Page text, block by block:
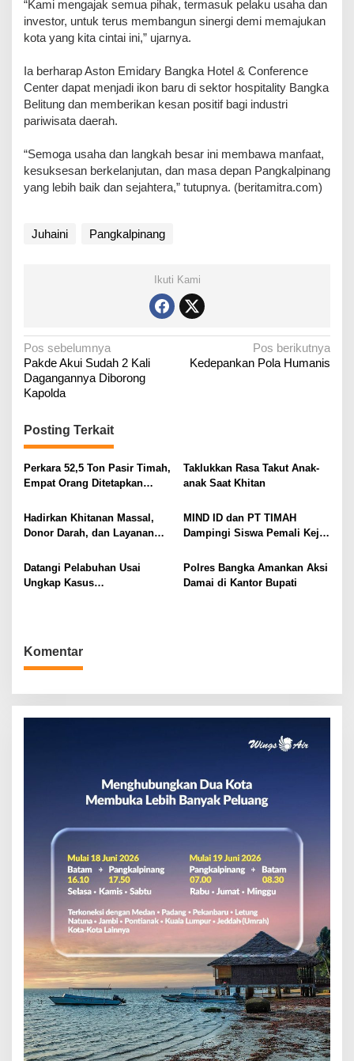
“Kami mengajak semua pihak, termasuk pelaku usaha dan
investor, untuk terus membangun sinergi demi memajukan
kota yang kita cintai ini,” ujarnya.
Ia berharap Aston Emidary Bangka Hotel & Conference
Center dapat menjadi ikon baru di sektor hospitality Bangka
Belitung dan memberikan kesan positif bagi industri
pariwisata daerah.
“Semoga usaha dan langkah besar ini membawa manfaat,
kesuksesan berkelanjutan, dan masa depan Pangkalpinang
yang lebih baik dan sejahtera,” tutupnya. (beritamitra.com)
Juhaini Pangkalpinang
Ikuti Kami
N
a
v
g
a
s
p
o
Pos sebelumnya
Pakde Akui Sudah 2 Kali
Dagangannya Diborong
Kapolda
Pos berikutnya
Kedepankan Pola Humanis
Posting Terkait
Perkara 52,5 Ton Pasir Timah,
Empat Orang Ditetapkan
Taklukkan Rasa Takut Anak-
anak Saat Khitan
Hadirkan Khitanan Massal,
Donor Darah, dan Layanan
MIND ID dan PT TIMAH
Dampingi Siswa Pemali Kejar
Datangi Pelabuhan Usai
Ungkap Kasus
Polres Bangka Amankan Aksi
Damai di Kantor Bupati
Komentar